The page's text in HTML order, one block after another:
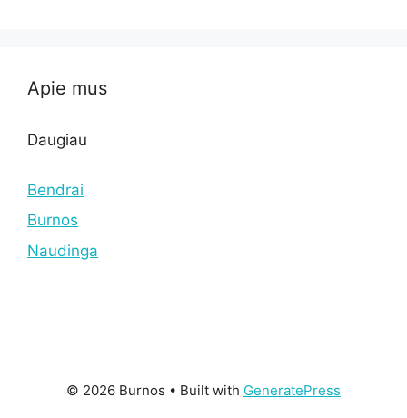
Apie mus
Daugiau
Bendrai
Burnos
Naudinga
© 2026 Burnos • Built with GeneratePress